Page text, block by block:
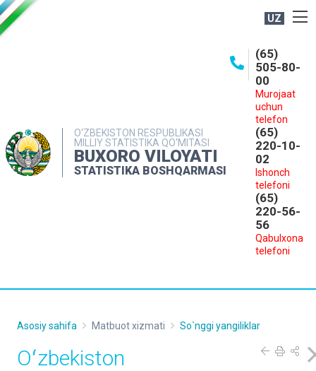
UZ
O‘ZBEKISTON RESPUBLIKASI
MILLIY STATISTIKA QO‘MITASI
BUXORO VILOYATI
STATISTIKA BOSHQARMASI
(65)
505-80-
00
Murojaat
uchun
telefon
(65)
220-10-
02
Ishonch
telefoni
(65)
220-56-
56
Qabulxona
telefoni
MATBUOT XIZMATI
MUROJAATLAR
Asosiy sahifa Matbuot xizmati So`nggi yangiliklar
Oʻzbekiston